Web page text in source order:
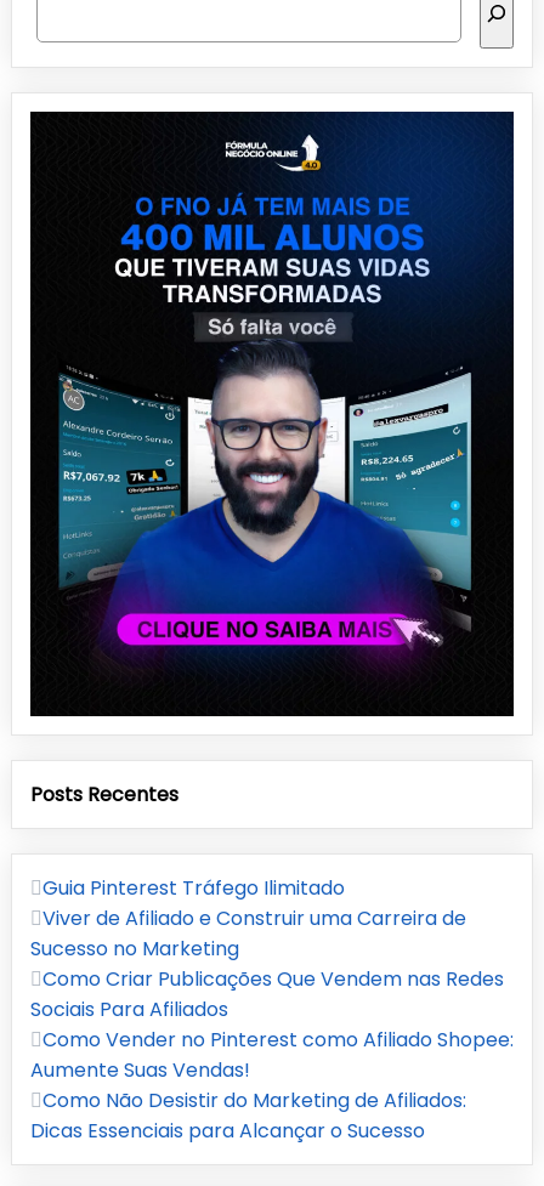
Posts Recentes
Guia Pinterest Tráfego Ilimitado
Viver de Afiliado e Construir uma Carreira de
Sucesso no Marketing
Como Criar Publicações Que Vendem nas Redes
Sociais Para Afiliados
Como Vender no Pinterest como Afiliado Shopee:
Aumente Suas Vendas!
Como Não Desistir do Marketing de Afiliados:
Dicas Essenciais para Alcançar o Sucesso